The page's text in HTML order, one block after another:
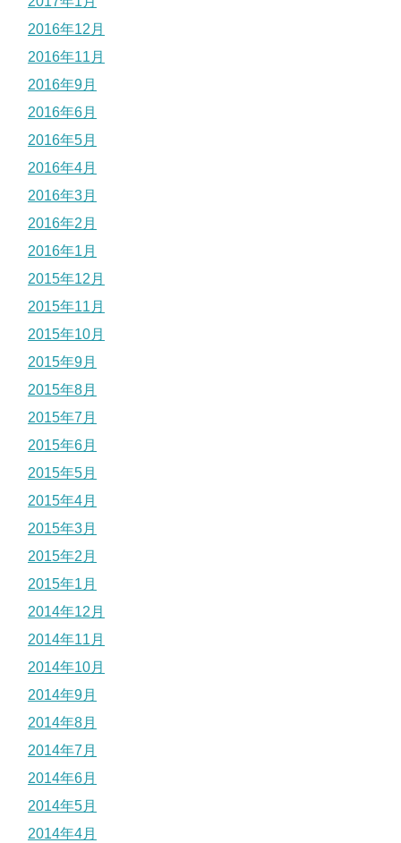
2016年12月
2016年11月
2016年9月
2016年6月
2016年5月
2016年4月
2016年3月
2016年2月
2016年1月
2015年12月
2015年11月
2015年10月
2015年9月
2015年8月
2015年7月
2015年6月
2015年5月
2015年4月
2015年3月
2015年2月
2015年1月
2014年12月
2014年11月
2014年10月
2014年9月
2014年8月
2014年7月
2014年6月
2014年5月
2014年4月